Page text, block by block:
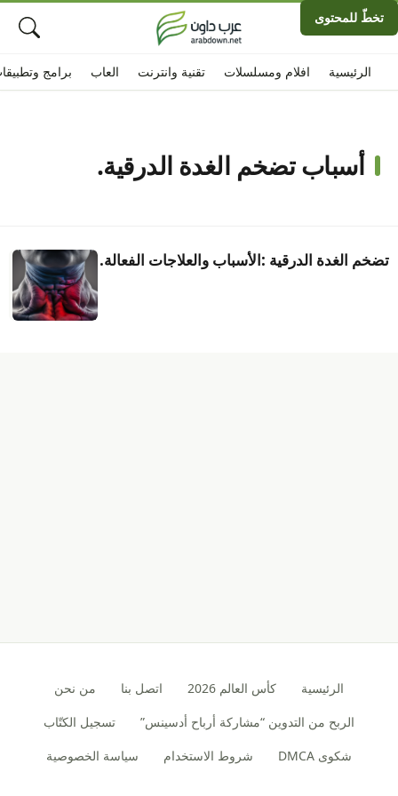
تخطّ للمحتوى
الرئيسية افلام ومسلسلات تقنية وانترنت العاب برامج
أسباب تضخم الغدة الدرقية.
تضخم الغدة الدرقية :الأسباب والعلاجات الفعالة.
الرئيسية كأس العالم 2026 اتصل بنا
من نحن
الربح من التدوين “مشاركة أرباح أدسينس”
تسجيل الكتّاب
شكوى DMCA
شروط الاستخدام سياسة الخصوصية